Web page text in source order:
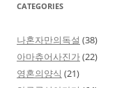
CATEGORIES
나혼자만의독설 (38)
아마츄어사진가(22)
영혼의양식 (21)